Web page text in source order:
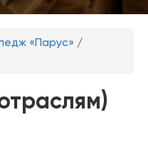
«Парус» /